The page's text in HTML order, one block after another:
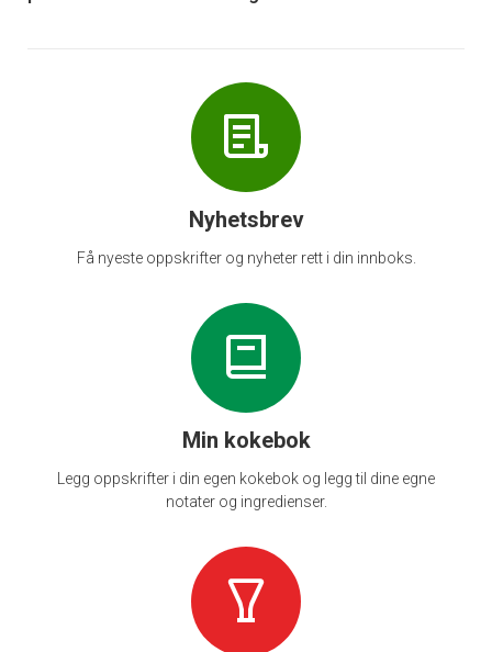
Nyhetsbrev
Få nyeste oppskrifter og nyheter rett i din innboks.
Min kokebok
Legg oppskrifter i din egen kokebok og legg til dine egne
notater og ingredienser.